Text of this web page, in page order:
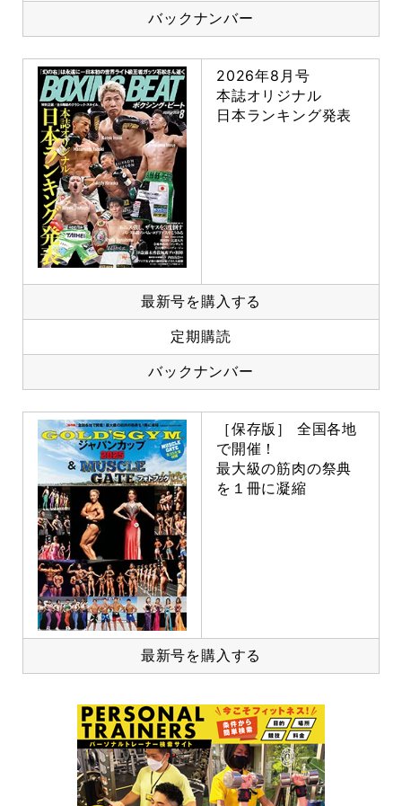
バックナンバー
2026年8月号
本誌オリジナル
日本ランキング発表
最新号を購入する
定期購読
バックナンバー
［保存版］ 全国各地
で開催！
最大級の筋肉の祭典
を１冊に凝縮
最新号を購入する